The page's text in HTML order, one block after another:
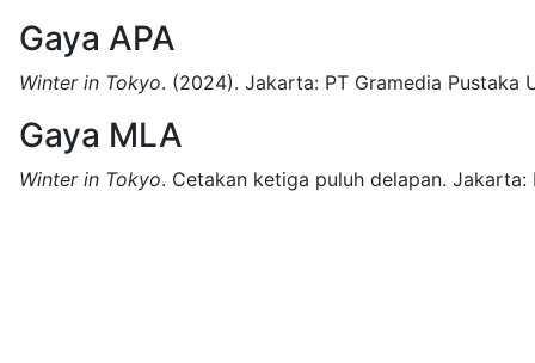
Gaya APA
Winter in Tokyo. (2024). Jakarta: PT Gramedia Pustaka
Gaya MLA
Winter in Tokyo. Cetakan ketiga puluh delapan. Jakarta: